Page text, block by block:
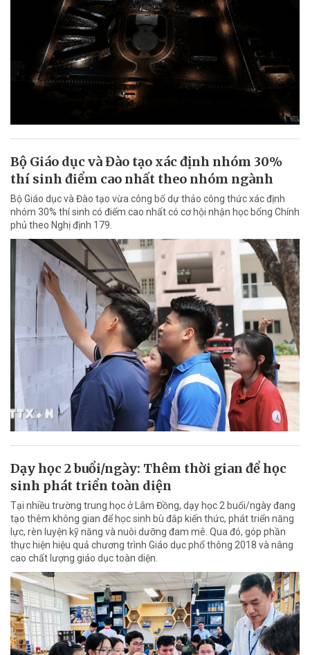
Bộ Giáo dục và Đào tạo xác định nhóm 30%
thí sinh điểm cao nhất theo nhóm ngành
Bộ Giáo dục và Đào tạo vừa công bố dự thảo công thức xác định
nhóm 30% thí sinh có điểm cao nhất có cơ hội nhận học bổng Chính
phủ theo Nghị định 179.
Dạy học 2 buổi/ngày: Thêm thời gian để học
sinh phát triển toàn diện
Tại nhiều trường trung học ở Lâm Đồng, dạy học 2 buổi/ngày đang
tạo thêm không gian để học sinh bù đắp kiến thức, phát triển năng
lực, rèn luyện kỹ năng và nuôi dưỡng đam mê. Qua đó, góp phần
thực hiện hiệu quả chương trình Giáo dục phổ thông 2018 và nâng
cao chất lượng giáo dục toàn diện.